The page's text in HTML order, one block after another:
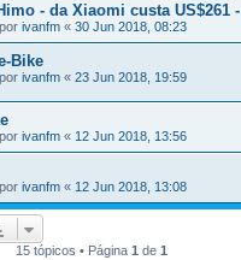
- da Xiaomi custa US$261 -
ivanfm « 30 Jun 2018, 08:23
Bike
ivanfm « 23 Jun 2018, 19:59
ivanfm « 12 Jun 2018, 13:56
ivanfm « 12 Jun 2018, 13:08
15 tópicos • Página 1 de 1